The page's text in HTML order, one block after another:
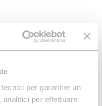
per garantire un
per effettuare